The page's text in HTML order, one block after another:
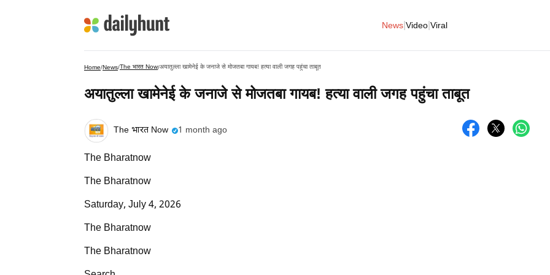
News Video Viral
Home/News/The भारत Now/अयातुल्ला खामेनेई के जनाजे से मोजतबा गायब! हत्या वाली जगह पहुंचा ताबूत
अयातुल्ला खामेनेई के जनाजे से मोजतबा गायब! हत्या वाली जगह पहुंचा ताबूत
The भारत Now 1 month ago
The Bharatnow
The Bharatnow
Saturday, July 4, 2026
The Bharatnow
The Bharatnow